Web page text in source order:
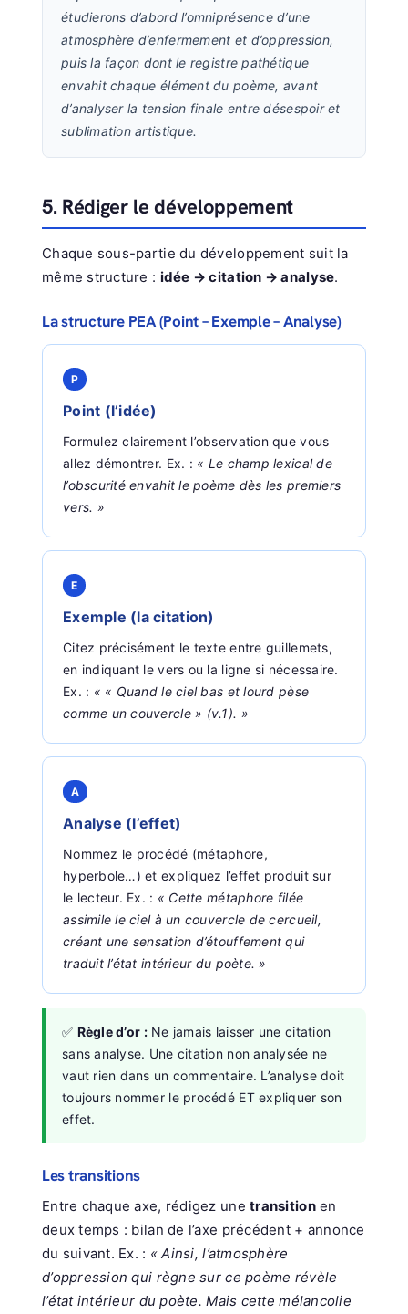
étudierons d’abord l’omniprésence d’une
atmosphère d’enfermement et d’oppression,
puis la façon dont le registre pathétique
envahit chaque élément du poème, avant
d’analyser la tension finale entre désespoir et
sublimation artistique.
5. Rédiger le développement
Chaque sous-partie du développement suit la
même structure : idée → citation → analyse.
La structure PEA (Point – Exemple – Analyse)
P
Point (l’idée)
Formulez clairement l’observation que vous
allez démontrer. Ex. : « Le champ lexical de
l’obscurité envahit le poème dès les premiers
vers. »
E
Exemple (la citation)
Citez précisément le texte entre guillemets,
en indiquant le vers ou la ligne si nécessaire.
Ex. : « « Quand le ciel bas et lourd pèse
comme un couvercle » (v.1). »
A
Analyse (l’effet)
Nommez le procédé (métaphore,
hyperbole…) et expliquez l’effet produit sur
le lecteur. Ex. : « Cette métaphore filée
assimile le ciel à un couvercle de cercueil,
créant une sensation d’étouffement qui
traduit l’état intérieur du poète. »
✅ Règle d’or :Ne jamais laisser une citation
sans analyse. Une citation non analysée ne
vaut rien dans un commentaire. L’analyse doit
toujours nommer le procédé ET expliquer son
effet.
Les transitions
Entre chaque axe, rédigez unetransitionen
deux temps : bilan de l’axe précédent + annonce
du suivant. Ex. : « Ainsi, l’atmosphère
d’oppression qui règne sur ce poème révèle
l’état intérieur du poète. Mais cette mélancolie